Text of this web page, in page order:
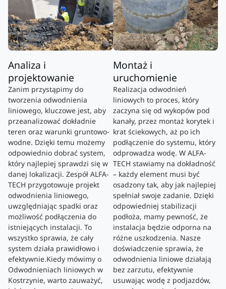
Analiza i
projektowanie
Zanim przystąpimy do
tworzenia odwodnienia
liniowego, kluczowe jest, aby
przeanalizować dokładnie
teren oraz warunki gruntowo-
wodne. Dzięki temu możemy
odpowiednio dobrać system,
który najlepiej sprawdzi się w
danej lokalizacji. Zespół ALFA-
TECH przygotowuje projekt
odwodnienia liniowego,
uwzględniając spadki oraz
możliwość podłączenia do
istniejących instalacji. To
wszystko sprawia, że ​​cały
system działa prawidłowo i
efektywnie.Kiedy mówimy o
Odwodnieniach liniowych w
Kostrzynie, warto zauważyć,
Montaż i
uruchomienie
Realizacja odwodnień
liniowych to proces, który
zaczyna się od wykopów pod
kanały, przez montaż korytek i
krat ściekowych, aż po ich
podłączenie do systemu, który
odprowadza wodę. W ALFA-
TECH stawiamy na dokładność
– każdy element musi być
osadzony tak, aby jak najlepiej
spełniał swoje zadanie. Dzięki
odpowiedniej stabilizacji
podłoża, mamy pewność, że
instalacja będzie odporna na
różne uszkodzenia. Nasze
doświadczenie sprawia, że
odwodnienia liniowe działają
bez zarzutu, efektywnie
usuwając wodę z podjazdów,